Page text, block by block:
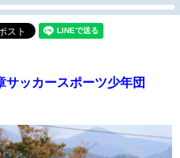
ッカースポーツ少年団